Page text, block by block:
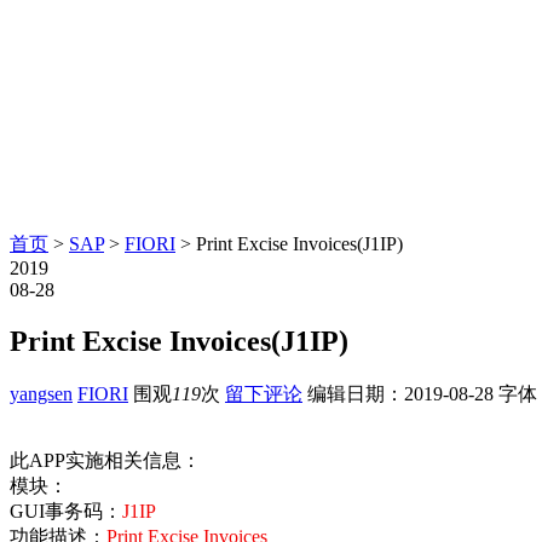
首页 > SAP> FIORI > Print Excise Invoices(J1IP)
2019
08-28
Print Excise Invoices(J1IP)
yangsen FIORI 围观119次 留下评论 编辑日期： 2019-08-28 字体
此APP实施相关信息：
模块：
GUI事务码： J1IP
功能描述： Print Excise Invoices